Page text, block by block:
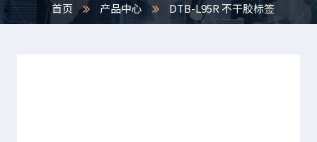
首页 产品中心 DTB-L95R 不干胶标签